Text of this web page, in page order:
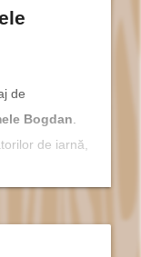
de
Bogdan.
de iarnă,
de